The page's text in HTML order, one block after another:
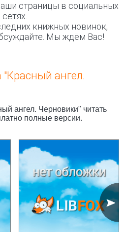
страницы в социальных
сетях.
книжных новинок,
Мы ждём Вас!
ангел.
ангел. Черновики" читать
полные версии.